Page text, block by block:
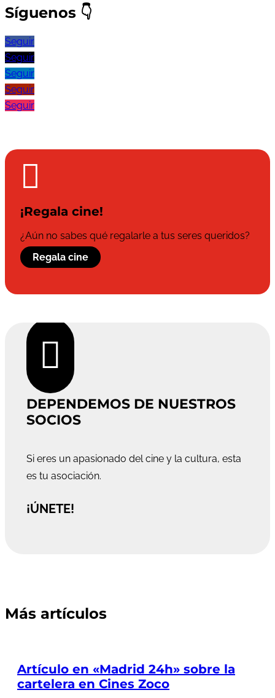
Síguenos 👇
Seguir
Seguir
Seguir
Seguir
Seguir

¡Regala cine!
¿Aún no sabes qué regalarle a tus seres queridos?
Regala cine

DEPENDEMOS DE NUESTROS
SOCIOS
Si eres un apasionado del cine y la cultura, esta
es tu asociación.
¡ÚNETE!
Más artículos
Artículo en «Madrid 24h» sobre la
cartelera en Cines Zoco